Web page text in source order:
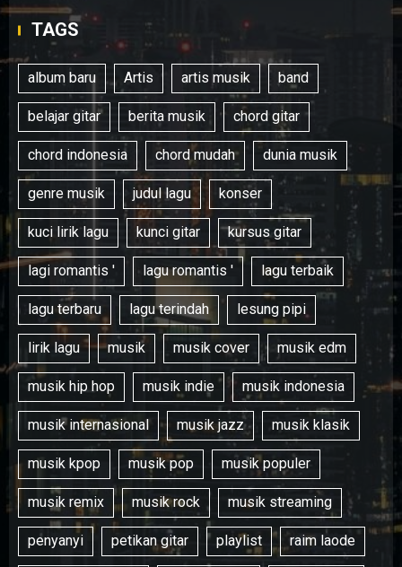
TAGS
album baru Artis artis musik band
belajar gitar berita musik chord gitar
chord indonesia chord mudah dunia musik
genre musik judul lagu konser
kuci lirik lagu kunci gitar kursus gitar
lagi romantis ' lagu romantis ' lagu terbaik
lagu terbaru lagu terindah lesung pipi
lirik lagu musik musik cover musik edm
musik hip hop musik indie musik indonesia
musik internasional musik jazz musik klasik
musik kpop musik pop musik populer
musik remix musik rock musik streaming
penyanyi petikan gitar playlist raim laode